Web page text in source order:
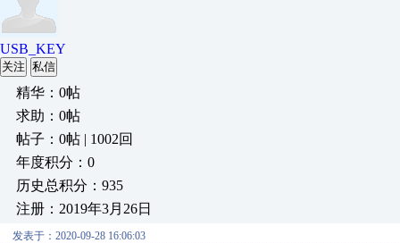
USB_KEY
关注 私信
精华：0帖
求助：0帖
帖子：0帖 | 1002回
年度积分：0
历史总积分：935
注册：2019年3月26日
发表于：2020-09-28 16:06:03